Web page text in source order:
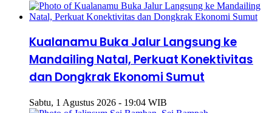
Kualanamu Buka Jalur Langsung ke
Mandailing Natal, Perkuat Konektivitas
dan Dongkrak Ekonomi Sumut
Sabtu, 1 Agustus 2026 - 19:04 WIB